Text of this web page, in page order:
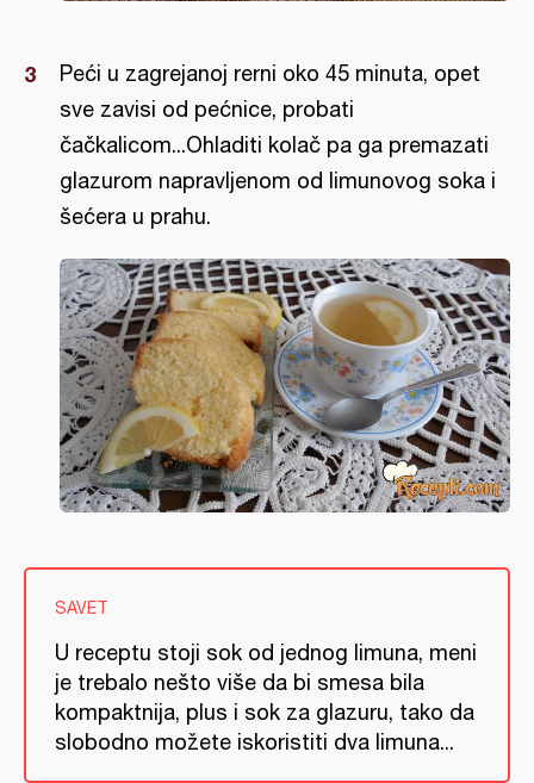
Peći u zagrejanoj rerni oko 45 minuta, opet
sve zavisi od pećnice, probati
čačkalicom...Ohladiti kolač pa ga premazati
glazurom napravljenom od limunovog soka i
šećera u prahu.
SAVET
U receptu stoji sok od jednog limuna, meni
je trebalo nešto više da bi smesa bila
kompaktnija, plus i sok za glazuru, tako da
slobodno možete iskoristiti dva limuna...